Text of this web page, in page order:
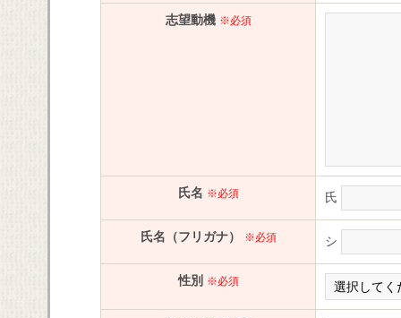
志望動機 ※必須
氏名 ※必須 氏
氏名（フリガナ） ※必須 シ
性別 ※必須